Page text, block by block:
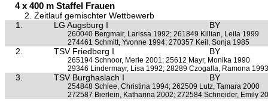
4 x 400 m Staffel Frauen
2. Zeitlauf gemischter Wettbewerb
1.
LG Augsburg I BY
260040 Bergmair, Larissa 1992; 261849 Killian, Leila 1999
274461 Schmitt, Yvonne 1994; 270357 Keil, Sonja 1985
2. TSV Friedberg I BY
265194 Schnoor, Merle 2001; 25612 Mayr, Monika 1990
29346 Lindermayr, Lisa 1992; 28289 Czogalla, Ramona 1993
3. TSV Burghaslach I BY
254848 Schlee, Christina 1994; 262509 Lutz, Tamara 2000
272587 Bierlein, Katharina 2002; 272584 Schneider, Emily